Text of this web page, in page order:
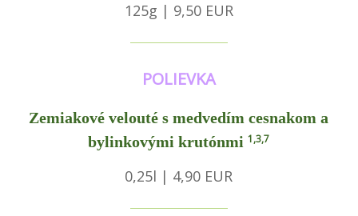
125g | 9,50 EUR
POLIEVKA
Zemiakové velouté s medvedím cesnakom a
bylinkovými krutónmi1,3,7
0,25l | 4,90 EUR